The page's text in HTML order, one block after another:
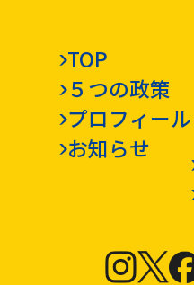
TOP
５つの政策
プロフィール
お知らせ